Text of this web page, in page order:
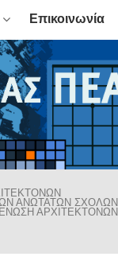
Επικοινωνία
ΑΝΩΤΑΤΩΝ ΣΧΟΛΩΝ
ΑΡΧΙΤΕΚΤΟΝΩΝ